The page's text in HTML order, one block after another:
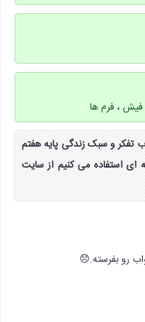
فیش ، فرم ها
طرح پژوهش صفحه ۲۱ کتاب تفکر و سبک زندگی پایه هفتم
ای استفاده می کنیم از سایت
رو بفرسته.😞